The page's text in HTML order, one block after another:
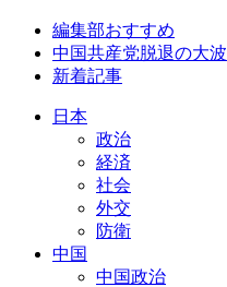
編集部おすすめ
中国共産党脱退の大波
新着記事
日本
政治
経済
社会
外交
防衛
中国
中国政治